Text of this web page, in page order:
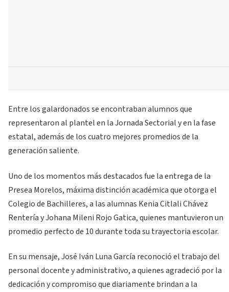
Entre los galardonados se encontraban alumnos que
representaron al plantel en la Jornada Sectorial y en la fase
estatal, además de los cuatro mejores promedios de la
generación saliente.
Uno de los momentos más destacados fue la entrega de la
Presea Morelos, máxima distinción académica que otorga el
Colegio de Bachilleres, a las alumnas Kenia Citlali Chávez
Rentería y Johana Mileni Rojo Gatica, quienes mantuvieron un
promedio perfecto de 10 durante toda su trayectoria escolar.
En su mensaje, José Iván Luna García reconoció el trabajo del
personal docente y administrativo, a quienes agradeció por la
dedicación y compromiso que diariamente brindan a la